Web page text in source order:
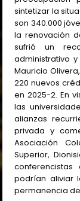
sintetizar la
son 340.000
la renovación
sufrió un
administrativo
Mauricio
220 nuevos
en 2025-2. En
las
alianzas
privada y
Asociación
Superior,
podrían aliviar
permanencia